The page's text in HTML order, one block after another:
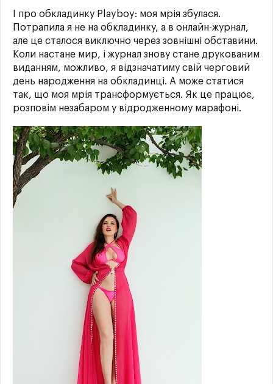
І про обкладинку Playboy: моя мрія збулася.
Потрапила я не на обкладинку, а в онлайн-журнал,
але це сталося виключно через зовнішні обставини.
Коли настане мир, і журнал знову стане друкованим
виданням, можливо, я відзначатиму свій черговий
день народження на обкладинці. А може статися
так, що моя мрія трансформується. Як це працює,
розповім незабаром у відродженному марафоні.